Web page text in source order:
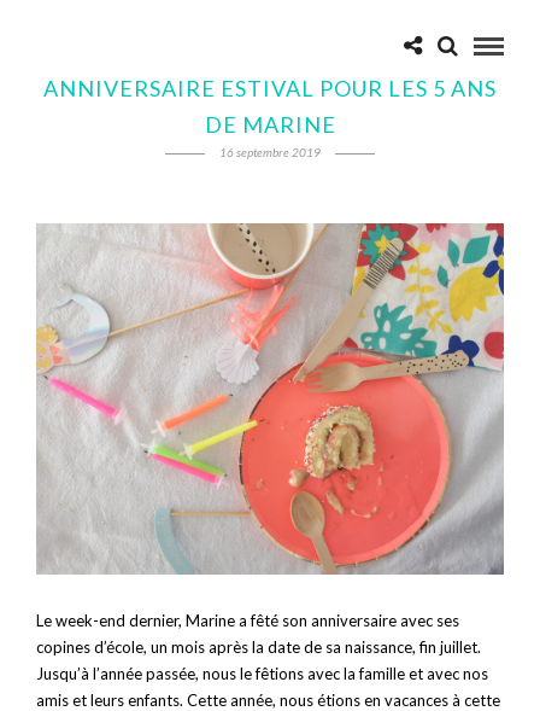
ANNIVERSAIRE ESTIVAL POUR LES 5 ANS
DE MARINE
16 septembre 2019
Le week-end dernier, Marine a fêté son anniversaire avec ses
copines d’école, un mois après la date de sa naissance, fin juillet.
Jusqu’à l’année passée, nous le fêtions avec la famille et avec nos
amis et leurs enfants. Cette année, nous étions en vacances à cette